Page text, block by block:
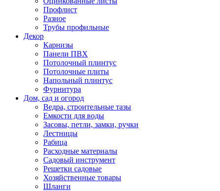
Профлист
Разное
Трубы профильные
Декор
Карнизы
Панели ПВХ
Потолочный плинтус
Потолочные плиты
Напольный плинтус
Фурнитура
Дом, сад и огород
Ведра, строительные тазы
Емкости для воды
Засовы, петли, замки, ручки
Лестницы
Рабица
Расходные материалы
Садовый инструмент
Решетки садовые
Хозяйственные товары
Шланги